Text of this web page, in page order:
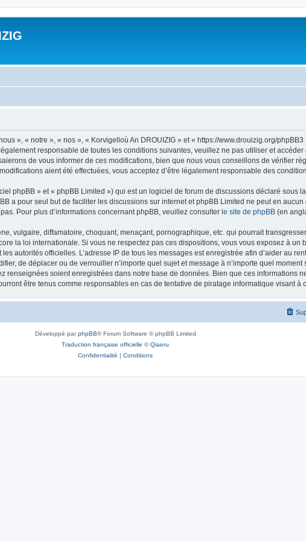
», « notre », « nos », « Korvigelloù An DROUIZIG » et « https://www.drouizig.org/
responsable de toutes les conditions suivantes, veuillez ne pas utiliser et
de vous informer de ces modifications, bien que nous vous conseillons de vérifier
aient été effectuées, vous acceptez d’être légalement responsable des
phpBB » et « phpBB Limited ») qui est un logiciel de forum de discussions déclaré sous
a pour seul but de faciliter les discussions sur internet et phpBB Limited ne peut en
Pour plus d’informations concernant phpBB, veuillez consulter le site de phpBB (en
vulgaire, diffamatoire, choquant, menaçant, pornographique, etc. qui pourrait
la loi internationale. Si vous ne respectez pas ces dispositions, vous vous exposez à un
autorités officielles. L’adresse IP de tous les messages est enregistrée afin d’aider au
de déplacer ou de verrouiller n’importe quel sujet et message à n’importe quel
renseignées soient enregistrées dans notre base de données. Bien que ces informations
être tenus comme responsables en cas de tentative de piratage informatique visant à
Développé parphpBB® Forum Software © phpBB Limited
Traduction française officielle ©Qiaeru
Confidentialité | Conditions